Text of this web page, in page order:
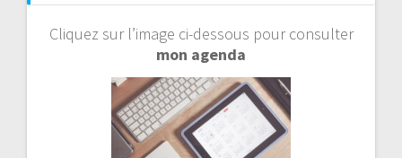
Cliquez sur l’image ci-dessous pour consulter
mon agenda